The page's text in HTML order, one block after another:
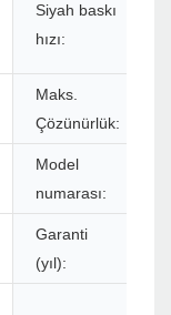
Siyah baskı
hızı:
Maks.
Çözünürlük:
Model
numarası:
Garanti
(yıl):